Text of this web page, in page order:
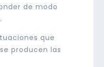
de modo
que
producen las